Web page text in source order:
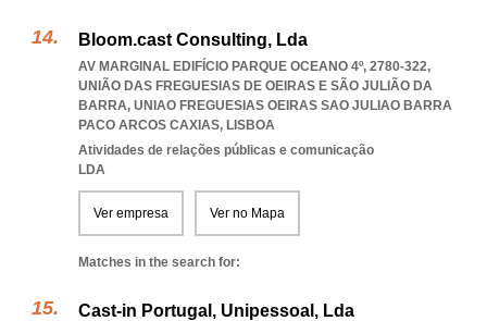
Bloom.cast Consulting, Lda
AV MARGINAL EDIFÍCIO PARQUE OCEANO 4º, 2780-322,
UNIÃO DAS FREGUESIAS DE OEIRAS E SÃO JULIÃO DA
BARRA, UNIAO FREGUESIAS OEIRAS SAO JULIAO BARRA
PACO ARCOS CAXIAS, LISBOA
Atividades de relações públicas e comunicação
LDA
Ver empresa Ver no Mapa
Matches in the search for:
Cast-in Portugal, Unipessoal, Lda